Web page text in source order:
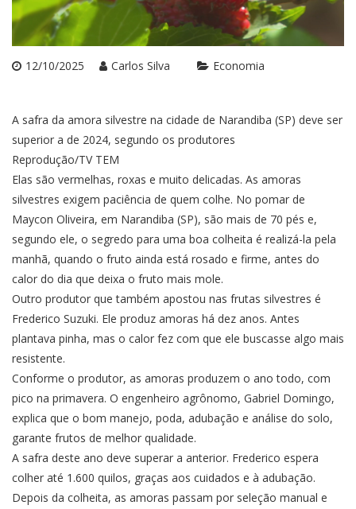
12/10/2025 Carlos Silva Economia
A safra da amora silvestre na cidade de Narandiba (SP) deve ser
superior a de 2024, segundo os produtores
Reprodução/TV TEM
Elas são vermelhas, roxas e muito delicadas. As amoras
silvestres exigem paciência de quem colhe. No pomar de
Maycon Oliveira, em Narandiba (SP), são mais de 70 pés e,
segundo ele, o segredo para uma boa colheita é realizá-la pela
manhã, quando o fruto ainda está rosado e firme, antes do
calor do dia que deixa o fruto mais mole.
Outro produtor que também apostou nas frutas silvestres é
Frederico Suzuki. Ele produz amoras há dez anos. Antes
plantava pinha, mas o calor fez com que ele buscasse algo mais
resistente.
Conforme o produtor, as amoras produzem o ano todo, com
pico na primavera. O engenheiro agrônomo, Gabriel Domingo,
explica que o bom manejo, poda, adubação e análise do solo,
garante frutos de melhor qualidade.
A safra deste ano deve superar a anterior. Frederico espera
colher até 1.600 quilos, graças aos cuidados e à adubação.
Depois da colheita, as amoras passam por seleção manual e